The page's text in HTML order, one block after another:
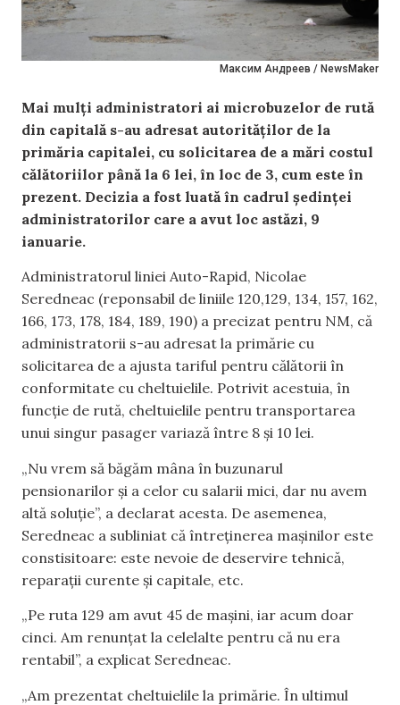
Максим Андреев / NewsMaker
Mai mulți administratori ai microbuzelor de rută
din capitală s-au adresat autorităților de la
primăria capitalei, cu solicitarea de a mări costul
călătoriilor până la 6 lei, în loc de 3, cum este în
prezent. Decizia a fost luată în cadrul ședinței
administratorilor care a avut loc astăzi, 9
ianuarie.
Administratorul liniei Auto-Rapid, Nicolae
Seredneac (reponsabil de liniile 120,129, 134, 157, 162,
166, 173, 178, 184, 189, 190) a precizat pentru NM, că
administratorii s-au adresat la primărie cu
solicitarea de a ajusta tariful pentru călătorii în
conformitate cu cheltuielile. Potrivit acestuia, în
funcție de rută, cheltuielile pentru transportarea
unui singur pasager variază între 8 și 10 lei.
„Nu vrem să băgăm mâna în buzunarul
pensionarilor și a celor cu salarii mici, dar nu avem
altă soluție”, a declarat acesta. De asemenea,
Seredneac a subliniat că întreținerea mașinilor este
constisitoare: este nevoie de deservire tehnică,
reparații curente și capitale, etc.
„Pe ruta 129 am avut 45 de mașini, iar acum doar
cinci. Am renunțat la celelalte pentru că nu era
rentabil”, a explicat Seredneac.
„Am prezentat cheltuielile la primărie. În ultimul